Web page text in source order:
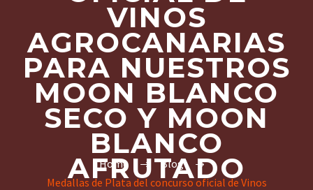
VINOS
AGROCANARIAS
PARA NUESTROS
MOON BLANCO
SECO Y MOON
BLANCO
AFRUTADO
Home
Blog
Medallas de Plata del concurso oficial de Vinos